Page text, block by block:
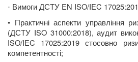
· Вимоги ДСТУ EN ISO/IEC
• Практичні аспекти управління
(ДСТУ ISO31000:2018), аудит
ISO/IEC 17025:2019 стосовно
компетентності;